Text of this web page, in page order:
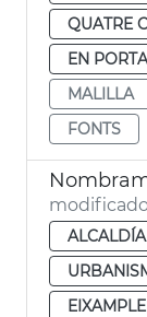
QUATRE
EN
MALILLA
FONTS
ALCALDÍA
EIXAMPLE